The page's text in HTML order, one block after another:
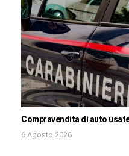
Compravendita di auto
6 Agosto 2026